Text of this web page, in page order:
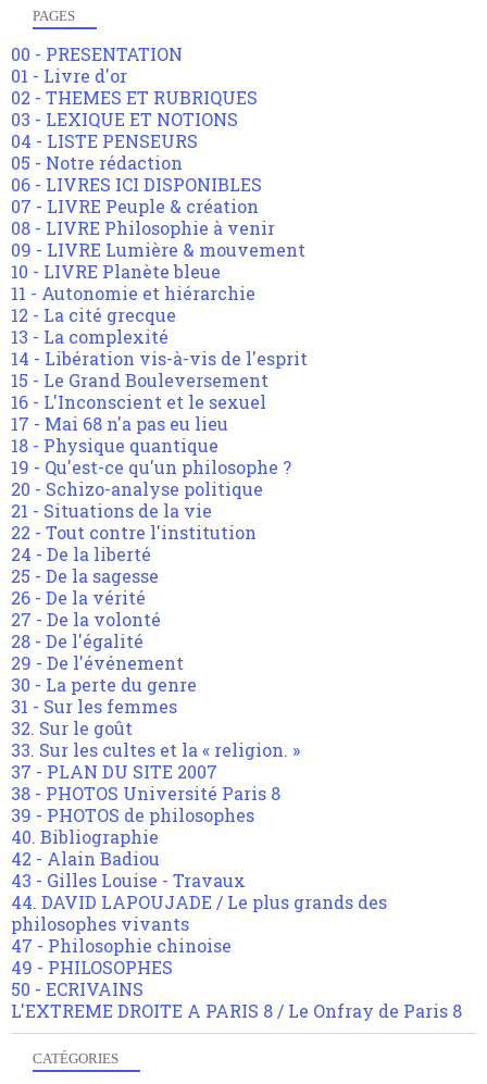
PAGES
00 - PRESENTATION
01 - Livre d'or
02 - THEMES ET RUBRIQUES
03 - LEXIQUE ET NOTIONS
04 - LISTE PENSEURS
05 - Notre rédaction
06 - LIVRES ICI DISPONIBLES
07 - LIVRE Peuple & création
08 - LIVRE Philosophie à venir
09 - LIVRE Lumière & mouvement
10 - LIVRE Planète bleue
11 - Autonomie et hiérarchie
12 - La cité grecque
13 - La complexité
14 - Libération vis-à-vis de l'esprit
15 - Le Grand Bouleversement
16 - L'Inconscient et le sexuel
17 - Mai 68 n'a pas eu lieu
18 - Physique quantique
19 - Qu'est-ce qu'un philosophe ?
20 - Schizo-analyse politique
21 - Situations de la vie
22 - Tout contre l'institution
24 - De la liberté
25 - De la sagesse
26 - De la vérité
27 - De la volonté
28 - De l'égalité
29 - De l'événement
30 - La perte du genre
31 - Sur les femmes
32. Sur le goût
33. Sur les cultes et la « religion. »
37 - PLAN DU SITE 2007
38 - PHOTOS Université Paris 8
39 - PHOTOS de philosophes
40. Bibliographie
42 - Alain Badiou
43 - Gilles Louise - Travaux
44. DAVID LAPOUJADE / Le plus grands des
philosophes vivants
47 - Philosophie chinoise
49 - PHILOSOPHES
50 - ECRIVAINS
L'EXTREME DROITE A PARIS 8 / Le Onfray de Paris 8
CATÉGORIES